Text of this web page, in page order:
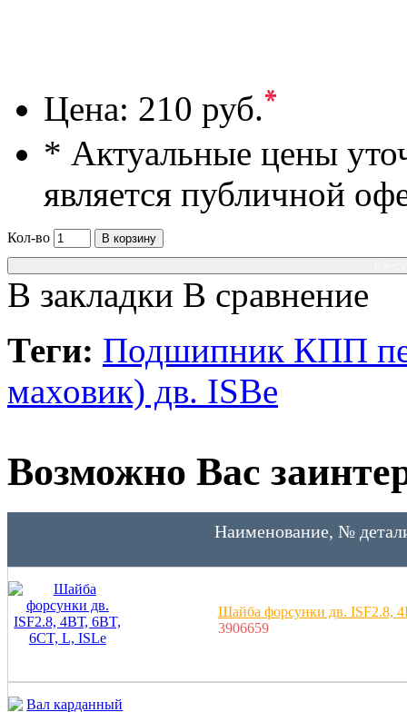
Цена: 210 руб.*
* Актуальные цены
является публичной
Кол-во
В корзину
В закладки В сравнение
Теги: Подшипник КПП
маховик) дв. ISBe
Возможно Вас
Наименование, №
Шайба форсунки дв. ISF2.8,
3906659